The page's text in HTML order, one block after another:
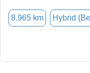
8.965 km Hybrid